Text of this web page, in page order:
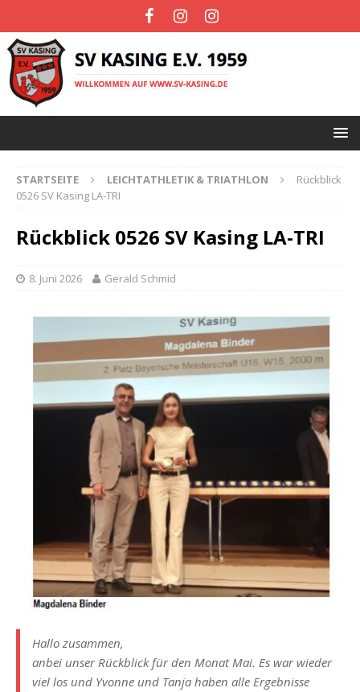
STARTSEITE LEICHTATHLETIK & TRIATHLON
Rückblick
0526 SV Kasing LA-TRI
Rückblick 0526 SV Kasing LA-TRI
8. Juni 2026 Gerald Schmid
Hallo zusammen,
anbei unser Rückblick für den Monat Mai. Es war wieder
viel los und Yvonne und Tanja haben alle Ergebnisse